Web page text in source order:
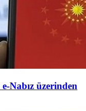
Nabız üzerinden